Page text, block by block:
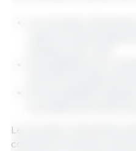
cadre du
Le nouveau mécanisme
cofinancé à hauteur de